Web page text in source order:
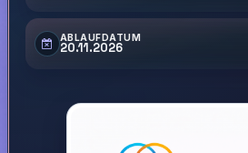
ABLAUFDATUM
20.11.2026